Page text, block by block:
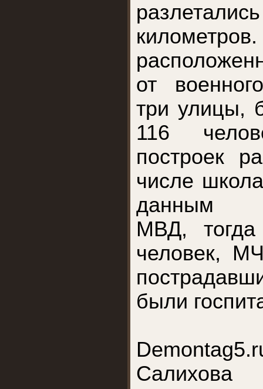
от
три улицы,
116
построек
числе
данным
МВД, тогда
человек,
были
Салихова